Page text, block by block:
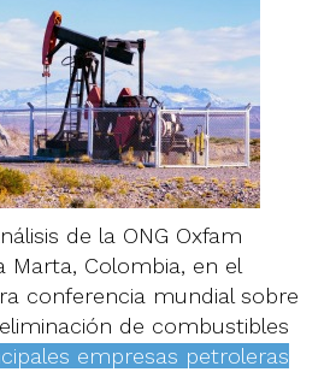
de la ONG Oxfam
Marta, Colombia, en el
conferencia mundial sobre
de combustibles
empresas petroleras